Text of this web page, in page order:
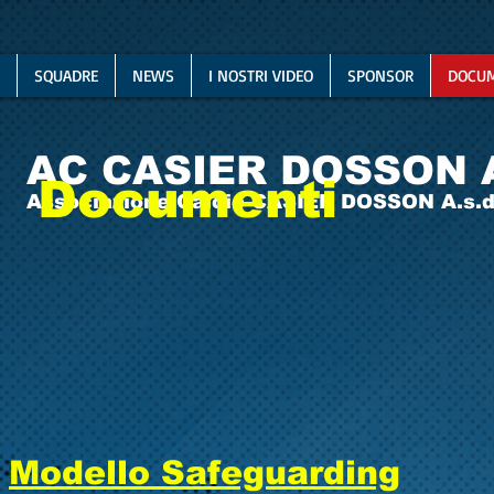
SQUADRE NEWS I NOSTRI VIDEO SPONSOR
AC CASIER DOSSON
Associazione Calcio CASIER DOSSON
Documenti
Modello Safeguarding